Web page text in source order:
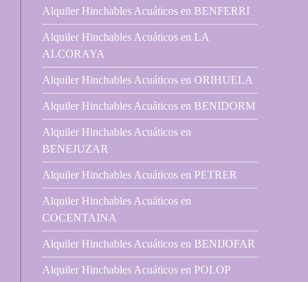
Alquiler Hinchables Acuáticos en BENFERRI
Alquiler Hinchables Acuáticos en LA
ALCORAYA
Alquiler Hinchables Acuáticos en ORIHUELA
Alquiler Hinchables Acuáticos en BENIDORM
Alquiler Hinchables Acuáticos en
BENEJUZAR
Alquiler Hinchables Acuáticos en PETRER
Alquiler Hinchables Acuáticos en
COCENTAINA
Alquiler Hinchables Acuáticos en BENIJOFAR
Alquiler Hinchables Acuáticos en POLOP